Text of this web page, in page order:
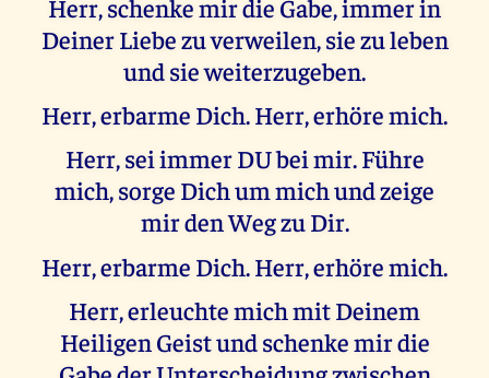
Herr, schenke mir die Gabe, immer in
Deiner Liebe zu verweilen, sie zu leben
und sie weiterzugeben.
Herr, erbarme Dich. Herr, erhöre mich.
Herr, sei immer DU bei mir. Führe
mich, sorge Dich um mich und zeige
mir den Weg zu Dir.
Herr, erbarme Dich. Herr, erhöre mich.
Herr, erleuchte mich mit Deinem
Heiligen Geist und schenke mir die